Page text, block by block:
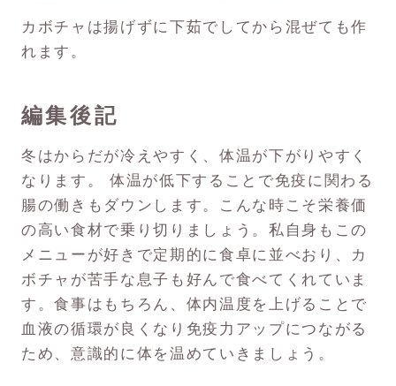
カボチャは揚げずに下茹でしてから混ぜても作
れます。
編集後記
冬はからだが冷えやすく、体温が下がりやすく
なります。 体温が低下することで免疫に関わる
腸の働きもダウンします。こんな時こそ栄養価
の高い食材で乗り切りましょう。私自身もこの
メニューが好きで定期的に食卓に並べおり、カ
ボチャが苦手な息子も好んで食べてくれていま
す。食事はもちろん、体内温度を上げることで
血液の循環が良くなり免疫力アップにつながる
ため、意識的に体を温めていきましょう。